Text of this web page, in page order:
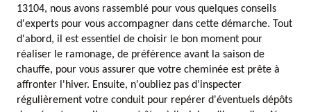
13104, nous avons rassemblé pour vous quelques conseils
d'experts pour vous accompagner dans cette démarche. Tout
d'abord, il est essentiel de choisir le bon moment pour
réaliser le ramonage, de préférence avant la saison de
chauffe, pour vous assurer que votre cheminée est prête à
affronter l'hiver. Ensuite, n'oubliez pas d'inspecter
régulièrement votre conduit pour repérer d'éventuels dépôts